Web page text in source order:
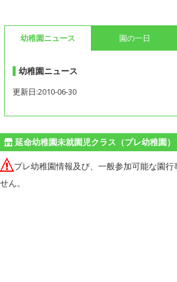
幼稚園ニュース 園の一日
幼稚園ニュース
更新日:2010-06-30
延命幼稚園未就園児クラス（プレ幼稚園
プレ幼稚園情報及び、一般参加可能な園
せん。